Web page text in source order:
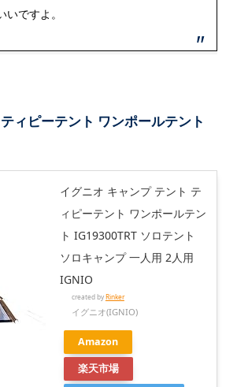
ですよ。
ィピーテント ワンポールテント
イグニオ キャンプ テント テ
ィピーテント ワンポールテン
ト IG19300TRT ソロテント
ソロキャンプ 一人用 2人用
IGNIO
created byRinker
イグニオ(IGNIO)
Amazon
楽天市場